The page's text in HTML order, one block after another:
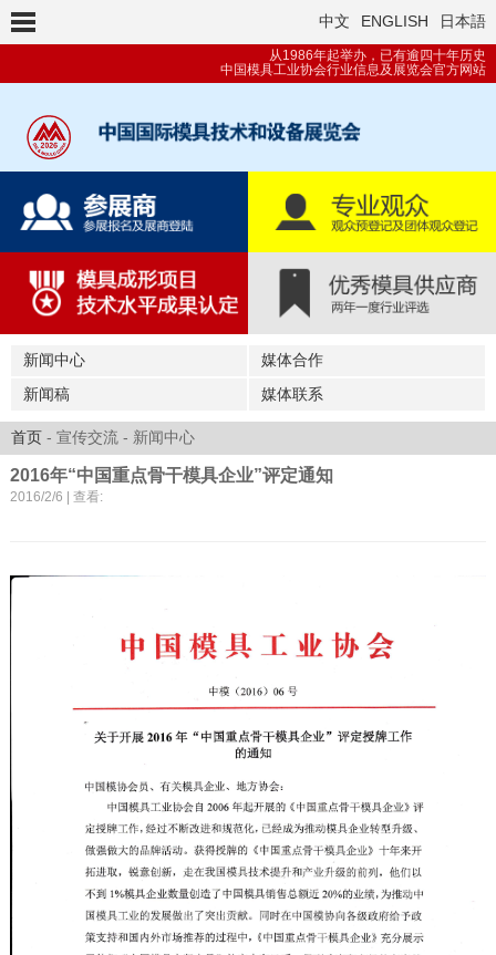
中文 ENGLISH 日本語
从1986年起举办，已有逾四十年历史
中国模具工业协会行业信息及展览会官方网站
新闻中心 媒体合作
新闻稿 媒体联系
首页 - 宣传交流 - 新闻中心
2016年“中国重点骨干模具企业”评定通知
2016/2/6 | 查看: